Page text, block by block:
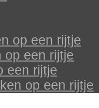
op een rijtje
op een rijtje
een rijtje
op een rijtje